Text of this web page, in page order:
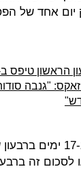
יום אחד של
הראשון טיפס ב-
"גנבה